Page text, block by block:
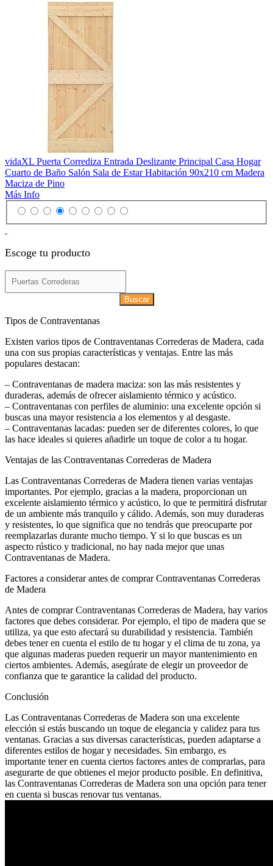
vidaXL Puerta Corrediza Entrada Deslizante Principal Casa Hogar
Cuarto de Baño Salón Sala de Estar Habitación 90x210 cm Madera
Maciza de Pino
Más Info
Escoge tu producto
Buscar
Tipos de Contraventanas
Existen varios tipos de Contraventanas Correderas de Madera, cada
una con sus propias características y ventajas. Entre las más
populares destacan:
– Contraventanas de madera maciza: son las más resistentes y
duraderas, además de ofrecer aislamiento térmico y acústico.
– Contraventanas con perfiles de aluminio: una excelente opción si
buscas una mayor resistencia a los elementos y al desgaste.
– Contraventanas lacadas: pueden ser de diferentes colores, lo que
las hace ideales si quieres añadirle un toque de color a tu hogar.
Ventajas de las Contraventanas Correderas de Madera
Las Contraventanas Correderas de Madera tienen varias ventajas
importantes. Por ejemplo, gracias a la madera, proporcionan un
excelente aislamiento térmico y acústico, lo que te permitirá disfrutar
de un ambiente más tranquilo y cálido. Además, son muy duraderas
y resistentes, lo que significa que no tendrás que preocuparte por
reemplazarlas durante mucho tiempo. Y si lo que buscas es un
aspecto rústico y tradicional, no hay nada mejor que unas
Contraventanas de Madera.
Factores a considerar antes de comprar Contraventanas Correderas
de Madera
Antes de comprar Contraventanas Correderas de Madera, hay varios
factores que debes considerar. Por ejemplo, el tipo de madera que se
utiliza, ya que esto afectará su durabilidad y resistencia. También
debes tener en cuenta el estilo de tu hogar y el clima de tu zona, ya
que algunas maderas pueden requerir un mayor mantenimiento en
ciertos ambientes. Además, asegúrate de elegir un proveedor de
confianza que te garantice la calidad del producto.
Conclusión
Las Contraventanas Correderas de Madera son una excelente
elección si estás buscando un toque de elegancia y calidez para tus
ventanas. Gracias a sus diversas características, pueden adaptarse a
diferentes estilos de hogar y necesidades. Sin embargo, es
importante tener en cuenta ciertos factores antes de comprarlas, para
asegurarte de que obtienes el mejor producto posible. En definitiva,
las Contraventanas Correderas de Madera son una opción para tener
en cuenta si buscas renovar tus ventanas.